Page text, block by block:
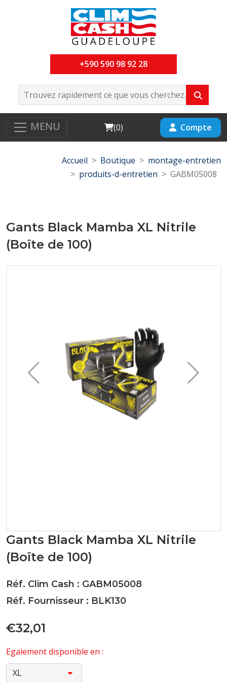
+590 590 98 92 28
MENU Cart
(0) Compte
Accueil Boutique
montage-entretien
produits-d-entretien
GABM05008
Gants Black Mamba XL Nitrile
(Boîte de 100)
Gants Black Mamba XL Nitrile
(Boîte de 100)
Réf. Clim Cash : GABM05008
Réf. Fournisseur : BLK130
€32,01
Egalement disponible en :